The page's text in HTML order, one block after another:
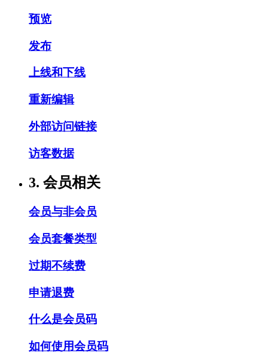
预览
发布
上线和下线
重新编辑
外部访问链接
访客数据
3. 会员相关
会员与非会员
会员套餐类型
过期不续费
申请退费
什么是会员码
如何使用会员码